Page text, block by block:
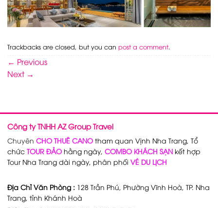
Trackbacks are closed, but you can post a comment.
← Previous
Next →
Công ty TNHH AZ Group Travel
Chuyên CHO THUÊ CANO tham quan Vịnh Nha Trang, Tổ
chức TOUR ĐẢO hằng ngày, COMBO KHÁCH SẠN kết hợp
Tour Nha Trang dài ngày, phân phối VÉ DU LỊCH
Địa Chỉ Văn Phòng : 128 Trần Phú, Phường Vĩnh Hoà, TP. Nha
Trang, tỉnh Khánh Hoà